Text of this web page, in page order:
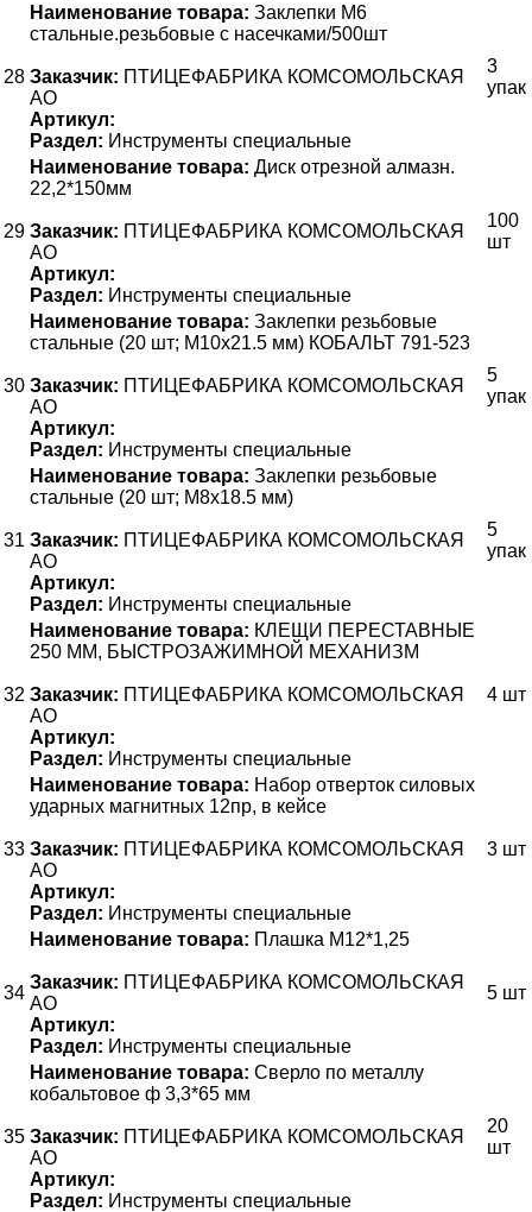
28
Наименование товара: Заклепки М6
стальные.резьбовые с насечками/500шт
Заказчик: ПТИЦЕФАБРИКА КОМСОМОЛЬСКАЯ
АО
Артикул:
Раздел: Инструменты специальные
3
упак
29
Наименование товара: Диск отрезной алмазн.
22,2*150мм
Заказчик: ПТИЦЕФАБРИКА КОМСОМОЛЬСКАЯ
АО
Артикул:
Раздел: Инструменты специальные
100
шт
30
Наименование товара: Заклепки резьбовые
стальные (20 шт; M10х21.5 мм) КОБАЛЬТ 791-523
Заказчик: ПТИЦЕФАБРИКА КОМСОМОЛЬСКАЯ
АО
Артикул:
Раздел: Инструменты специальные
5
упак
31
Наименование товара: Заклепки резьбовые
стальные (20 шт; M8х18.5 мм)
Заказчик: ПТИЦЕФАБРИКА КОМСОМОЛЬСКАЯ
АО
Артикул:
Раздел: Инструменты специальные
5
упак
32
Наименование товара: КЛЕЩИ ПЕРЕСТАВНЫЕ
250 ММ, БЫСТРОЗАЖИМНОЙ МЕХАНИЗМ
Заказчик: ПТИЦЕФАБРИКА КОМСОМОЛЬСКАЯ
АО
Артикул:
Раздел: Инструменты специальные
4 шт
33
Наименование товара: Набор отверток силовых
ударных магнитных 12пр, в кейсе
Заказчик: ПТИЦЕФАБРИКА КОМСОМОЛЬСКАЯ
АО
Артикул:
Раздел: Инструменты специальные
3 шт
34
Наименование товара: Плашка М12*1,25
Заказчик: ПТИЦЕФАБРИКА КОМСОМОЛЬСКАЯ
АО
Артикул:
Раздел: Инструменты специальные
5 шт
35
Наименование товара: Сверло по металлу
кобальтовое ф 3,3*65 мм
Заказчик: ПТИЦЕФАБРИКА КОМСОМОЛЬСКАЯ
АО
Артикул:
Раздел: Инструменты специальные
20
шт